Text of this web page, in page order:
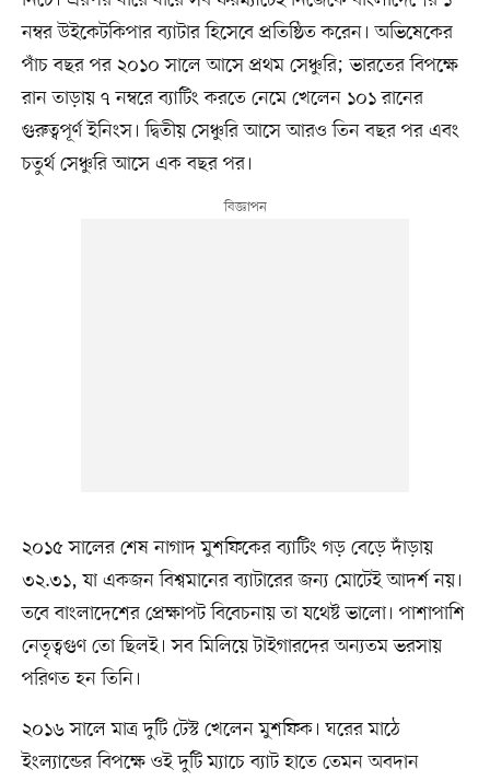
নম্বর উইকেটকিপার ব্যাটার হিসেবে প্রতিষ্ঠিত করেন। অভিষেকের
পাঁচ বছর পর ২০১০ সালে আসে প্রথম সেঞ্চুরি; ভারতের বিপক্ষে
রান তাড়ায় ৭ নম্বরে ব্যাটিং করতে নেমে খেলেন ১০১ রানের
গুরুত্বপূর্ণ ইনিংস। দ্বিতীয় সেঞ্চুরি আসে আরও তিন বছর পর এবং
চতুর্থ সেঞ্চুরি আসে এক বছর পর।
২০১৫ সালের শেষ নাগাদ মুশফিকের ব্যাটিং গড় বেড়ে দাঁড়ায়
৩২.৩১, যা একজন বিশ্বমানের ব্যাটারের জন্য মোটেই আদর্শ নয়।
তবে বাংলাদেশের প্রেক্ষাপট বিবেচনায় তা যথেষ্ট ভালো। পাশাপাশি
নেতৃত্বগুণ তো ছিলই। সব মিলিয়ে টাইগারদের অন্যতম ভরসায়
পরিণত হন তিনি।
২০১৬ সালে মাত্র দুটি টেস্ট খেলেন মুশফিক। ঘরের মাঠে
ইংল্যান্ডের বিপক্ষে ওই দুটি ম্যাচে ব্যাট হাতে তেমন অবদান